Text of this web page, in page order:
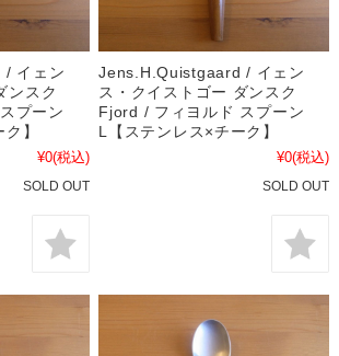
イェン
ンスク
プーン
】
¥0(税込)
SOLD OUT
Jens.H.Quistgaard / イェン
ス・クイストゴー ダンスク
Fjord / フィヨルド スプーン
L【ステンレス×チーク】
¥0(税込)
SOLD OUT